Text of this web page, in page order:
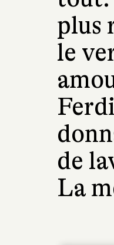
plus
le
de
La